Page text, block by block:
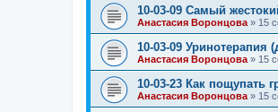
10-03-09 Самый
Анастасия Воронцова » 15
10-03-09 Уринотерапия
Анастасия Воронцова » 15
10-03-23 Как пощупать
Анастасия Воронцова » 15